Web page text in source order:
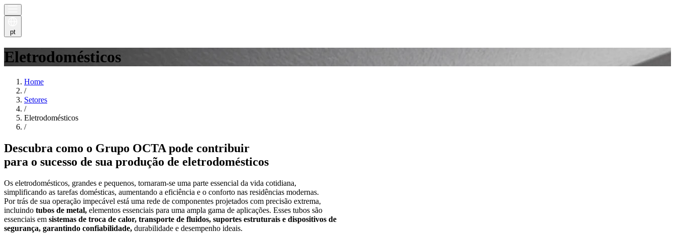
pt
Eletrodomésticos
Home
/
Setores
/
Eletrodomésticos
/
Descubra como o Grupo OCTA pode contribuir
para o sucesso de sua produção de eletrodomésticos
Os eletrodomésticos, grandes e pequenos, tornaram-se uma parte essencial da vida cotidiana,
simplificando as tarefas domésticas, aumentando a eficiência e o conforto nas residências modernas.
Por trás de sua operação impecável está uma rede de componentes projetados com precisão extrema,
incluindo tubos de metal, elementos essenciais para uma ampla gama de aplicações. Esses tubos são
essenciais em sistemas de troca de calor, transporte de fluidos, suportes estruturais e dispositivos de
segurança, garantindo confiabilidade, durabilidade e desempenho ideais.